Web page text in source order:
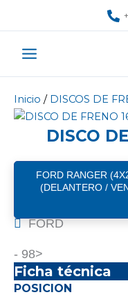
Inicio / DISCOS DE
DISCO
FORD RANGER
(DELANTERO /
FORD
- 98>
Ficha técnica
POSICION